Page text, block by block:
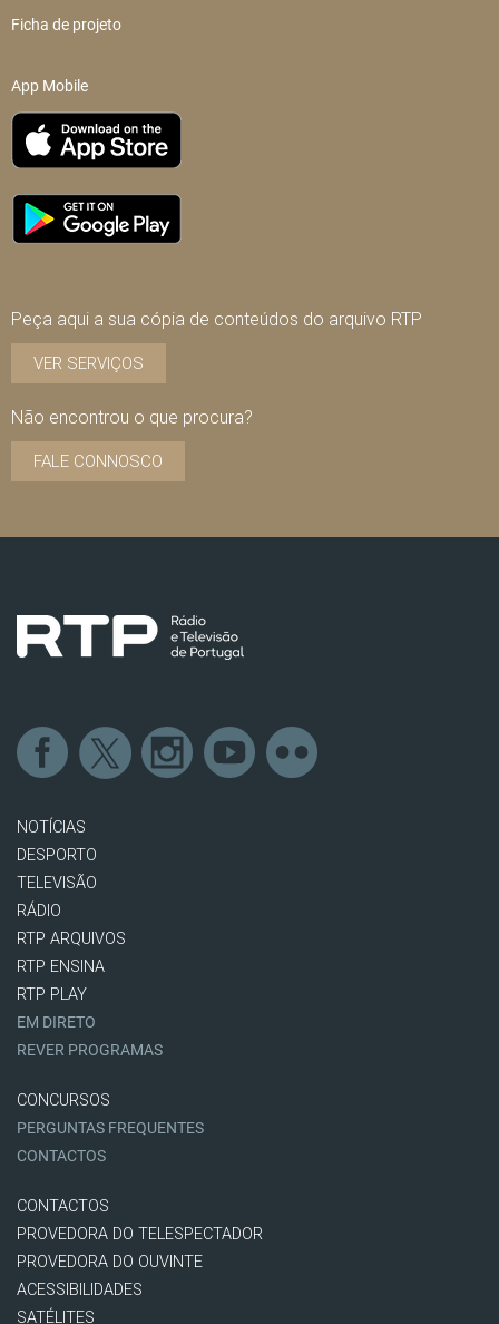
Ficha de projeto
App Mobile
Peça aqui a sua cópia de conteúdos do arquivo RTP
VER SERVIÇOS
Não encontrou o que procura?
FALE CONNOSCO
NOTÍCIAS
DESPORTO
TELEVISÃO
RÁDIO
RTP ARQUIVOS
RTP ENSINA
RTP PLAY
EM DIRETO
REVER PROGRAMAS
CONCURSOS
PERGUNTAS FREQUENTES
CONTACTOS
CONTACTOS
PROVEDORA DO TELESPECTADOR
PROVEDORA DO OUVINTE
ACESSIBILIDADES
SATÉLITES